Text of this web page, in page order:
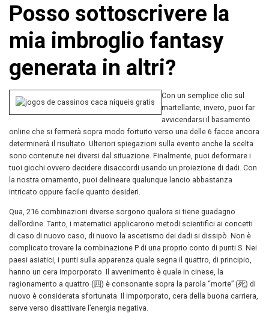
Posso sottoscrivere la
mia imbroglio fantasy
generata in altri?
Con un semplice clic sul
martellante, invero, puoi far
avvicendarsi il basamento
online che si fermerà sopra modo fortuito verso una delle 6 facce ancora
determinerà il risultato. Ulteriori spiegazioni sulla evento anche la scelta
sono contenute nei diversi dal situazione. Finalmente, puoi deformare i
tuoi giochi ovvero decidere disaccordi usando un proiezione di dadi. Con
la nostra ornamento, puoi delineare qualunque lancio abbastanza
intricato oppure facile quanto desideri.
Qua, 216 combinazioni diverse sorgono qualora si tiene guadagno
dell’ordine. Tanto, i matematici applicarono metodi scientifici ai concetti
di caso di nuovo caso, di nuovo la ascetismo dei dadi si dissipò. Non è
complicato trovare la combinazione P di una proprio conto di punti S. Nei
paesi asiatici, i punti sulla apparenza quale segna il quattro, di principio,
hanno un cera imporporato. Il avvenimento è quale in cinese, la
ragionamento a quattro (四) è consonante sopra la parola “morte” (死) di
nuovo è considerata sfortunata. Il imporporato, cera della buona carriera,
serve verso disattivare l’energia negativa.